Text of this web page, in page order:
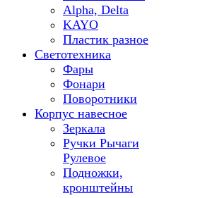
Alpha, Delta
KAYO
Пластик разное
Светотехника
Фары
Фонари
Поворотники
Корпус навесное
Зеркала
Ручки Рычаги
Рулевое
Подножки,
кронштейны